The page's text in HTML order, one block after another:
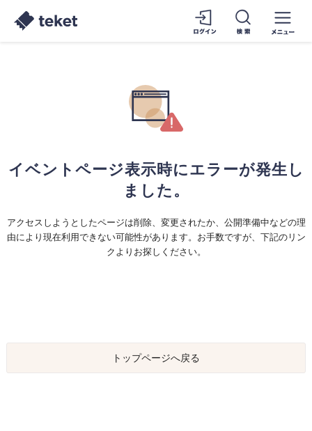
イベントページ表示時にエラーが発生し
ました。
アクセスしようとしたページは削除、変更されたか、公開準備中などの理
由により現在利用できない可能性があります。お手数ですが、下記のリン
クよりお探しください。
トップページへ戻る